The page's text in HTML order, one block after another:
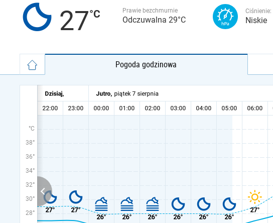
27 Prawie bezchmurnie
Odczuwalna 29°C
Ciśnienie:
Niskie
Pogoda godzinowa
°C
38°
36°
34°
32°
30°
28°